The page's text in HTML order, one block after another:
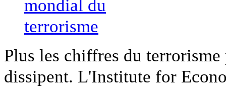
Plus les chiffres du
dissipent. L'Institute for